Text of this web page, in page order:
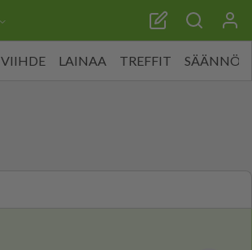
VIIHDE LAINAA TREFFIT SÄÄNNÖT